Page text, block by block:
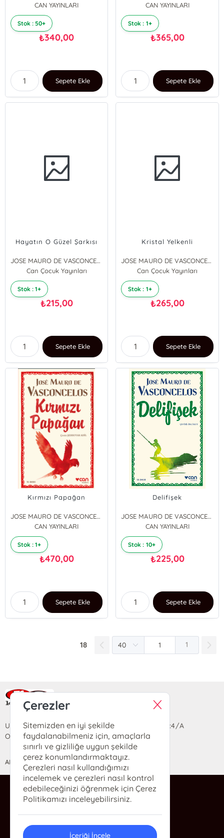
CAN YAYINLARI
Stok : 50+
₺340,00
Sepete Ekle
CAN YAYINLARI
Stok : 1+
₺365,00
Sepete Ekle
Hayatın O Güzel Şarkısı
JOSE MAURO DE VASCONCELOS
Can Çocuk Yayınları
Stok : 1+
₺215,00
Sepete Ekle
Kristal Yelkenli
JOSE MAURO DE VASCONCELOS
Can Çocuk Yayınları
Stok : 1+
₺265,00
Sepete Ekle
Kırmızı Papağan
JOSE MAURO DE VASCONCELOS
CAN YAYINLARI
Stok : 1+
₺470,00
Sepete Ekle
Delifişek
JOSE MAURO DE VASCONCELOS
CAN YAYINLARI
Stok : 10+
₺225,00
Sepete Ekle
18 1
Ra Yayın Kitabevi
Uzun Sokak Saray Çarşısı Lara Sineması Girişi No:4/A
Ortahisar/TRABZON
ANASAYFA YARDIM İLETİŞİM
ra@rakitap.com
0(462) 326 49 71
Çerezler
Sitemizden en iyi şekilde
faydalanabilmeniz için, amaçlarla
sınırlı ve gizliliğe uygun şekilde
çerez konumlandırmaktayız.
Çerezleri nasıl kullandığımızı
incelemek ve çerezleri nasıl kontrol
edebileceğinizi öğrenmek için Çerez
Politikamızı inceleyebilirsiniz.
İçeriği İncele